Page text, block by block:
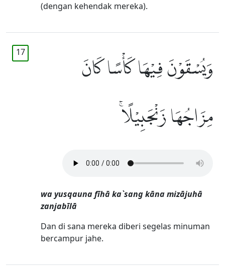
(dengan kehendak mereka).
17
وَيُسْقَوْنَ فِيْهَا كَأْسًا كَانَ
مِزَاجُهَا زَنْجَبِيْلًاۚ
wa yusqauna fīhā ka`sang kāna mizājuhā
zanjabīlā
Dan di sana mereka diberi segelas minuman
bercampur jahe.